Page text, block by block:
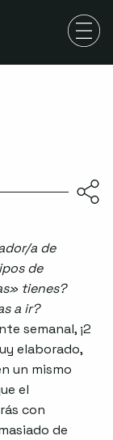
a de
de
tienes?
a ir?
semanal, ¡2
elaborado,
un mismo
el
con
de